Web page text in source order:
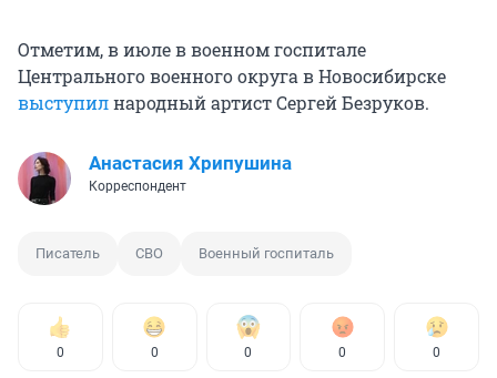
Отметим, в июле в военном госпитале
Центрального военного округа в Новосибирске
выступилнародный артист Сергей Безруков.
Анастасия Хрипушина
Корреспондент
Писатель СВО Военный госпиталь
0 0 0 0 0